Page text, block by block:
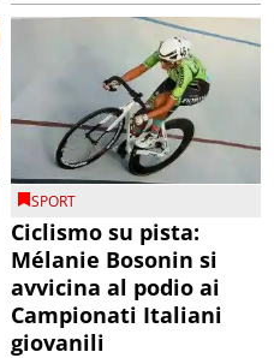
SPORT
Ciclismo su pista:
Mélanie Bosonin si
avvicina al podio ai
Campionati Italiani
giovanili